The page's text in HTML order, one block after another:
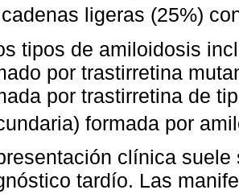
ligeras (25%)
tipos de amiloidosis
por trastirretina
por trastirretina de
formada por
clínica
tardío. Las